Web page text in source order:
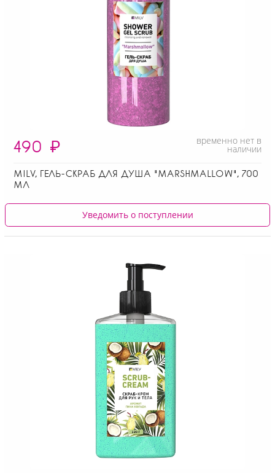
490 ₽ временно нет в
наличии
MILV, ГЕЛЬ-СКРАБ ДЛЯ ДУША "MARSHMALLOW", 700
МЛ
Уведомить о поступлении